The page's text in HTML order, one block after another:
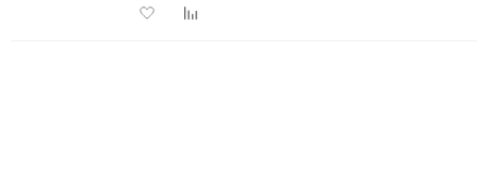
ДобавитьДобавить